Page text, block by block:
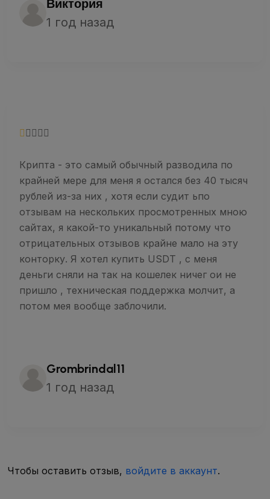
Виктория
1 год назад
Крипта - это самый обычный разводила по
крайней мере для меня я остался без 40 тысяч
рублей из-за них , хотя если судит ьпо
отзывам на нескольких просмотренных мною
сайтах, я какой-то уникальный потому что
отрицательных отзывов крайне мало на эту
конторку. Я хотел купить USDT , с меня
деньги сняли на так на кошелек ничег ои не
пришло , техническая поддержка молчит, а
потом мея вообще заблочили.
Grombrindal11
1 год назад
Чтобы оставить отзыв, войдите в аккаунт.